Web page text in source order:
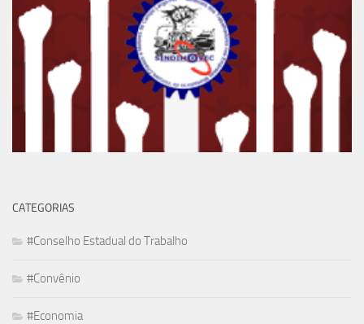
CATEGORIAS
#Conselho Estadual do Trabalho
#Convênio
#Economia